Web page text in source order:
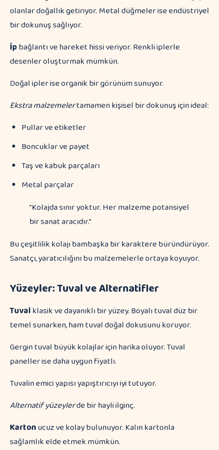
olanlar doğallık getiriyor. Metal düğmeler ise endüstriyel
bir dokunuş sağlıyor.
İpbağlantı ve hareket hissi veriyor. Renkli iplerle
desenler oluşturmak mümkün.
Doğal ipler ise organik bir görünüm sunuyor.
Ekstra malzemelertamamen kişisel bir dokunuş için ideal:
Pullar ve etiketler
Boncuklar ve payet
Taş ve kabuk parçaları
Metal parçalar
"Kolajda sınır yoktur. Her malzeme potansiyel
bir sanat aracıdır."
Bu çeşitlilik kolajı bambaşka bir karaktere büründürüyor.
Sanatçı, yaratıcılığını bu malzemelerle ortaya koyuyor.
Yüzeyler: Tuval ve Alternatifler
Tuvalklasik ve dayanıklı bir yüzey. Boyalı tuval düz bir
temel sunarken, ham tuval doğal dokusunu koruyor.
Gergin tuval büyük kolajlar için harika oluyor. Tuval
paneller ise daha uygun fiyatlı.
Tuvalin emici yapısı yapıştırıcıyı iyi tutuyor.
Alternatif yüzeylerde bir hayli ilginç.
Kartonucuz ve kolay bulunuyor. Kalın kartonla
sağlamlık elde etmek mümkün.